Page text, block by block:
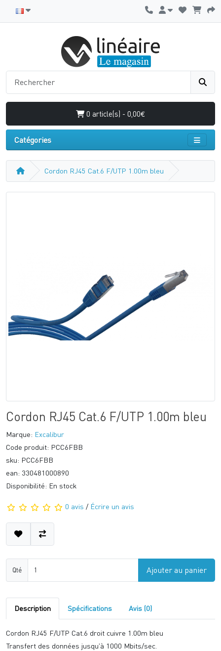
0 article(s) - 0,00€
Catégories
Cordon RJ45 Cat.6 F/UTP 1.00m bleu
Cordon RJ45 Cat.6 F/UTP 1.00m bleu
Marque: Excalibur
Code produit: PCC6FBB
sku: PCC6FBB
ean: 330481000890
Disponibilité: En stock
0 avis / Écrire un avis
Qté Ajouter au panier
Description Spécifications Avis (0)
Cordon RJ45 F/UTP Cat.6 droit cuivre 1.00m bleu
Transfert des données jusqu'à 1000 Mbits/sec.